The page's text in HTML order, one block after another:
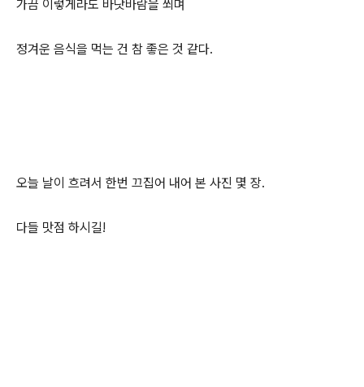
가끔 이렇게라도 바닷바람을 쐬며
정겨운 음식을 먹는 건 참 좋은 것 같다.
오늘 날이 흐려서 한번 끄집어 내어 본 사진 몇 장.
다들 맛점 하시길!